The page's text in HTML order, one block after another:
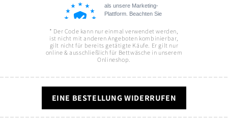
* Der Code kann nur einmal verwendet werden,
ist nicht mit anderen Angeboten kombinierbar,
gilt nicht für bereits getätigte Käufe. Er gilt nur
online & ausschließlich für Bettwäsche in unserem
Onlineshop.
EINE BESTELLUNG WIDERRUFEN